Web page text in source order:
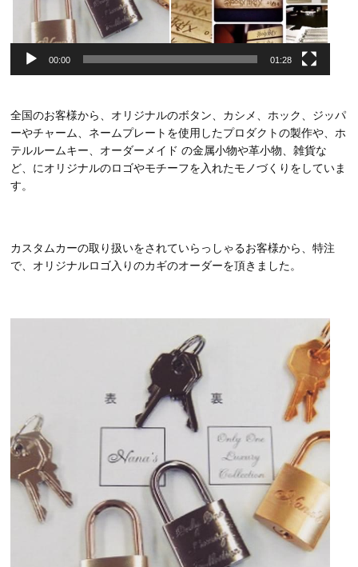
00:00 01:28
全国のお客様から、オリジナルのボタン、カシメ、ホック、ジッパ
ーやチャーム、ネームプレートを使用したプロダクトの製作や、ホ
テルルームキー、オーダーメイド の金属小物や革小物、雑貨な
ど、にオリジナルのロゴやモチーフを入れたモノづくりをしていま
す。
カスタムカーの取り扱いをされていらっしゃるお客様から、特注
で、オリジナルロゴ入りのカギのオーダーを頂きました。